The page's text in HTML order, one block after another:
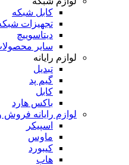
کابل شبکه
تجهیزات
دیتاسوییچ
سایر
لوازم رایانه
تبدیل
گیم پد
کابل
باکس هارد
لوازم رایانه فروش
اسپیکر
ماوس
کیبورد
هاب